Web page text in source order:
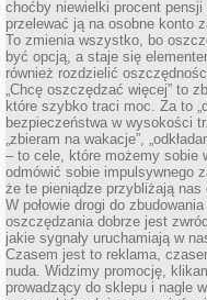
choćby niewielki procent
przelewać ją na osobne konto
To zmienia wszystko, bo
być opcją, a staje się
również rozdzielić
„Chcę oszczędzać więcej” to
które szybko traci moc. Za to
bezpieczeństwa w wysokości
„zbieram na wakacje”,
– to cele, które możemy sobie
odmówić sobie impulsywnego
że te pieniądze przybliżają nas
W połowie drogi do
oszczędzania dobrze jest
jakie sygnały uruchamiają w
Czasem jest to reklama,
nuda. Widzimy promocję,
prowadzący do sklepu i nagle